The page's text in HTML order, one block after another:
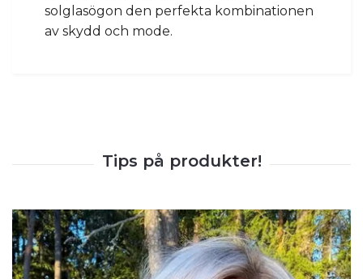
solglasögon den perfekta kombinationen
av skydd och mode.